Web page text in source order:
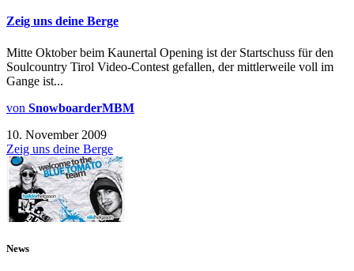
Zeig uns deine Berge
Mitte Oktober beim Kaunertal Opening ist der Startschuss für den
Soulcountry Tirol Video-Contest gefallen, der mittlerweile voll im
Gange ist...
von SnowboarderMBM
10. November 2009
Zeig uns deine Berge
News